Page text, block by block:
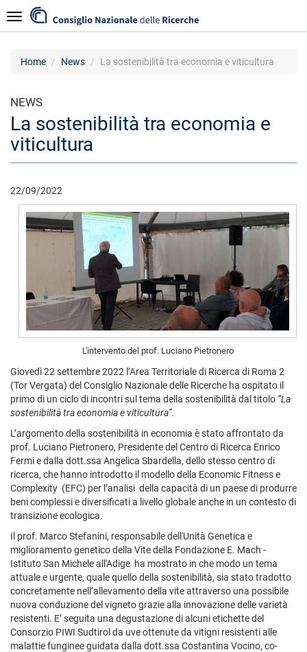
al
contenuto
Navigazione
Home News La sostenibilità tra economia e viticultura
NEWS
La sostenibilità tra economia e
viticultura
22/09/2022
L'intervento del prof. Luciano Pietronero
Giovedì 22 settembre 2022 l’Area Territoriale di Ricerca di Roma 2
(Tor Vergata) del Consiglio Nazionale delle Ricerche ha ospitato il
primo di un ciclo di incontri sul tema della sostenibilità dal titolo “La
sostenibilità tra economia e viticultura”.
L’argomento della sostenibilità in economia è stato affrontato da
prof. Luciano Pietronero, Presidente del Centro di Ricerca Enrico
Fermi e dalla dott.ssa Angelica Sbardella, dello stesso centro di
ricerca, che hanno introdotto il modello della Economic Fitness e
Complexity (EFC) per l’analisi della capacità di un paese di produrre
beni complessi e diversificati a livello globale anche in un contesto di
transizione ecologica.
Il prof. Marco Stefanini, responsabile dell'Unità Genetica e
miglioramento genetico della Vite della Fondazione E. Mach -
Istituto San Michele all'Adige ha mostrato in che modo un tema
attuale e urgente, quale quello della sostenibilità, sia stato tradotto
concretamente nell’allevamento della vite attraverso una possibile
nuova conduzione del vigneto grazie alla innovazione delle varietà
resistenti. E’ seguita una degustazione di alcuni etichette del
Consorzio PIWI Sudtirol da uve ottenute da vitigni resistenti alle
malattie funginee guidata dalla dott.ssa Costantina Vocino, co-